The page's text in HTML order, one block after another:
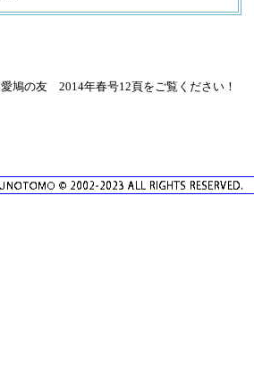
鳩の友 2014年春号12頁をご覧ください！